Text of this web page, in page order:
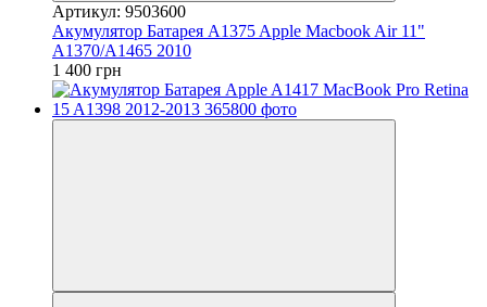
Артикул: 9503600
Акумулятор Батарея A1375 Apple Macbook Air 11"
A1370/A1465 2010
1 400 грн